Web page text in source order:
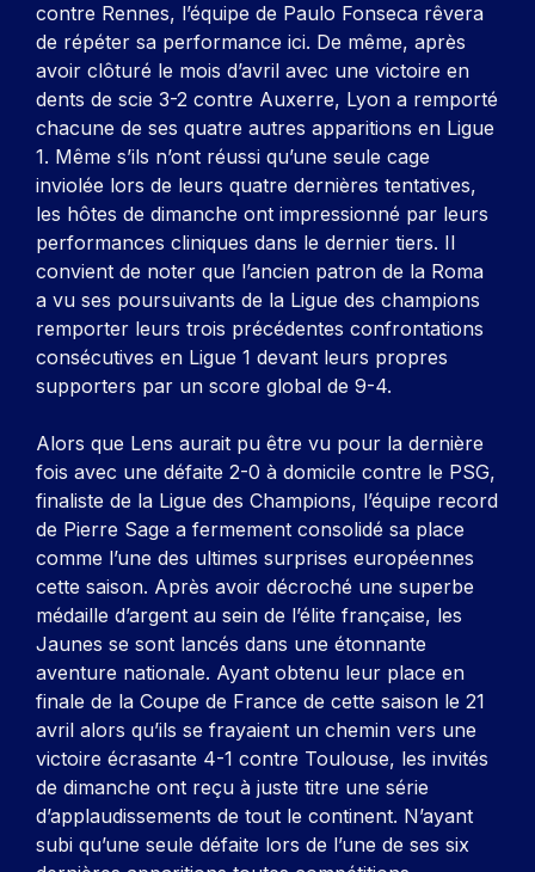
contre Rennes, l’équipe de Paulo Fonseca rêvera
de répéter sa performance ici. De même, après
avoir clôturé le mois d’avril avec une victoire en
dents de scie 3-2 contre Auxerre, Lyon a remporté
chacune de ses quatre autres apparitions en Ligue
1. Même s’ils n’ont réussi qu’une seule cage
inviolée lors de leurs quatre dernières tentatives,
les hôtes de dimanche ont impressionné par leurs
performances cliniques dans le dernier tiers. Il
convient de noter que l’ancien patron de la Roma
a vu ses poursuivants de la Ligue des champions
remporter leurs trois précédentes confrontations
consécutives en Ligue 1 devant leurs propres
supporters par un score global de 9-4.
Alors que Lens aurait pu être vu pour la dernière
fois avec une défaite 2-0 à domicile contre le PSG,
finaliste de la Ligue des Champions, l’équipe record
de Pierre Sage a fermement consolidé sa place
comme l’une des ultimes surprises européennes
cette saison. Après avoir décroché une superbe
médaille d’argent au sein de l’élite française, les
Jaunes se sont lancés dans une étonnante
aventure nationale. Ayant obtenu leur place en
finale de la Coupe de France de cette saison le 21
avril alors qu’ils se frayaient un chemin vers une
victoire écrasante 4-1 contre Toulouse, les invités
de dimanche ont reçu à juste titre une série
d’applaudissements de tout le continent. N’ayant
subi qu’une seule défaite lors de l’une de ses six